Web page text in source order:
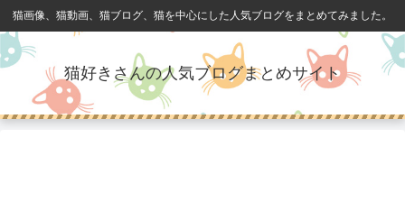
猫画像、猫動画、猫ブログ、猫を中心にした人気ブログをまとめてみました。
猫好きさんの人気ブログまとめサイト